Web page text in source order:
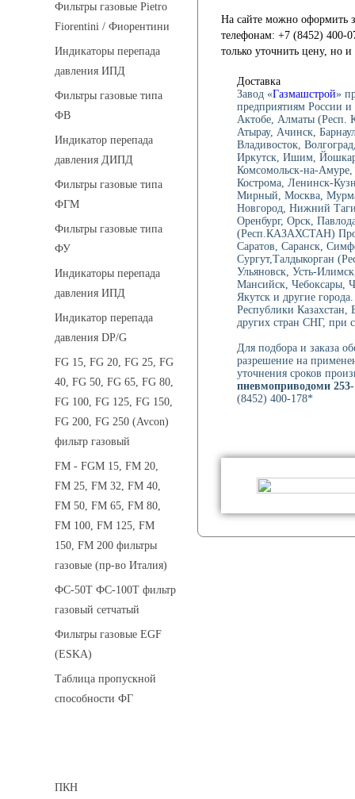
Фильтры газовые Pietro
Fiorentini / Фиорентини
Индикаторы перепада
давления ИПД
Фильтры газовые типа
ФВ
Индикатор перепада
давления ДИПД
Фильтры газовые типа
ФГМ
Фильтры газовые типа
ФУ
Индикаторы перепада
давления ИПД
Индикатор перепада
давления DP/G
FG 15, FG 20, FG 25, FG
40, FG 50, FG 65, FG 80,
FG 100, FG 125, FG 150,
FG 200, FG 250 (Avcon)
фильтр газовый
FM - FGM 15, FM 20,
FM 25, FM 32, FM 40,
FM 50, FM 65, FM 80,
FM 100, FM 125, FM
150, FM 200 фильтры
газовые (пр-во Италия)
ФС-50Т ФС-100Т фильтр
газовый сетчатый
Фильтры газовые EGF
(ESKA)
Таблица пропускной
способности ФГ
ПКН
На сайте можно оформить
телефонам: +7 (8452) 400-
только уточнить цену, но
Доставка
Завод «Газмашстрой»
предприятиям России
Актобе, Алматы (Респ.
Атырау, Ачинск,
Владивосток,
Иркутск, Ишим,
Комсомольск-на-
Кострома, Ленинск-
Мирный, Москва,
Новгород, Нижний
Оренбург, Орск,
(Респ.КАЗАХСТАН)
Саратов, Саранск,
Сургут,Талдыкорган
Ульяновск, Усть-
Мансийск, Чебоксары,
Якутск и другие
Республики Казахстан,
других стран СНГ, при
Для подбора и заказа
разрешение на
уточнения сроков
пневмоприводоми 253-
(8452) 400-178*